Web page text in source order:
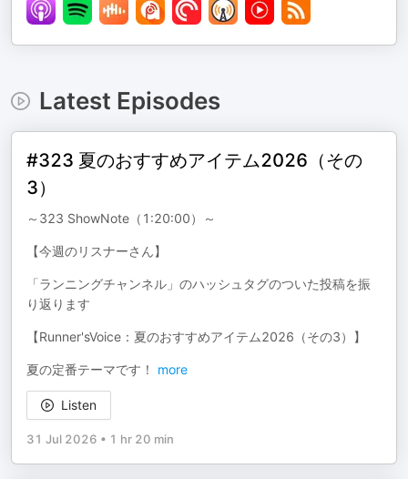
Latest Episodes
#323 夏のおすすめアイテム2026（その
3）
～323 ShowNote（1:20:00）～
【今週のリスナーさん】
「ランニングチャンネル」のハッシュタグのついた投稿を振
り返ります
【Runner'sVoice：夏のおすすめアイテム2026（その3）】
夏の定番テーマです！ more
Listen
31 Jul 2026 • 1 hr 20 min